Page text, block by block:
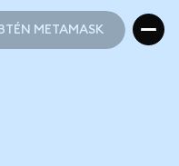
METAMASK